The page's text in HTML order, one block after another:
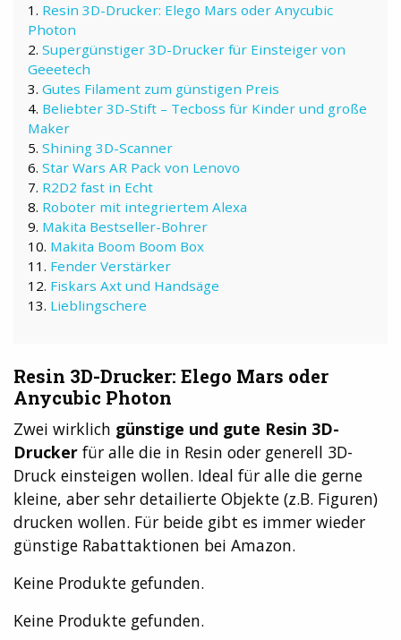
Resin 3D-Drucker: Elego Mars oder Anycubic
Photon
Supergünstiger 3D-Drucker für Einsteiger von
Geeetech
Gutes Filament zum günstigen Preis
Beliebter 3D-Stift – Tecboss für Kinder und große
Maker
Shining 3D-Scanner
Star Wars AR Pack von Lenovo
R2D2 fast in Echt
Roboter mit integriertem Alexa
Makita Bestseller-Bohrer
Makita Boom Boom Box
Fender Verstärker
Fiskars Axt und Handsäge
Lieblingschere
Resin 3D-Drucker: Elego Mars oder
Anycubic Photon
Zwei wirklich günstige und gute Resin 3D-
Drucker für alle die in Resin oder generell 3D-
Druck einsteigen wollen. Ideal für alle die gerne
kleine, aber sehr detailierte Objekte (z.B. Figuren)
drucken wollen. Für beide gibt es immer wieder
günstige Rabattaktionen bei Amazon.
Keine Produkte gefunden.
Keine Produkte gefunden.